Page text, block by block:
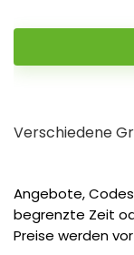
Verschiedene
Angebote,
begrenzte Zeit
Preise werden